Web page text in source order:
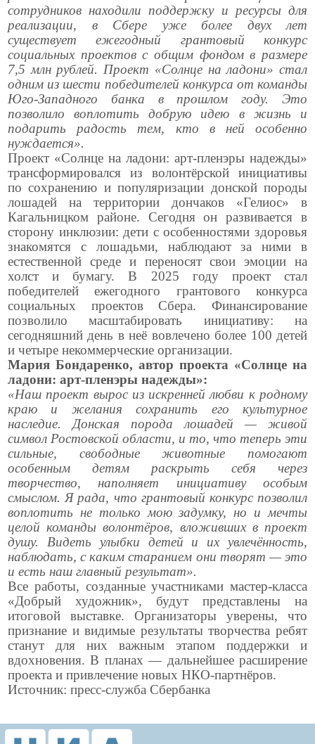
сотрудников находили поддержку и ресурсы для
реализации, в Сбере уже более двух лет
существует ежегодный грантовый конкурс
социальных проектов с общим фондом в размере
7,5 млн рублей. Проект «Солнце на ладони» стал
одним из шести победителей конкурса от команды
Юго-Западного банка в прошлом году. Это
позволило воплотить добрую идею в жизнь и
подарить радость тем, кто в ней особенно
нуждается».
Проект «Солнце на ладони: арт-пленэры надежды»
трансформировался из волонтёрской инициативы
по сохранению и популяризации донской породы
лошадей на территории дончаков «Гелиос» в
Кагальницком районе. Сегодня он развивается в
сторону инклюзии: дети с особенностями здоровья
знакомятся с лошадьми, наблюдают за ними в
естественной среде и переносят свои эмоции на
холст и бумагу. В 2025 году проект стал
победителей ежегодного грантового конкурса
социальных проектов Сбера. Финансирование
позволило масштабировать инициативу: на
сегодняшний день в неё вовлечено более 100 детей
и четыре некоммерческие организации.
Мария Бондаренко, автор проекта «Солнце на
ладони: арт-пленэры надежды»:
«Наш проект вырос из искренней любви к родному
краю и желания сохранить его культурное
наследие. Донская порода лошадей — живой
символ Ростовской области, и то, что теперь эти
сильные, свободные животные помогают
особенным детям раскрыть себя через
творчество, наполняет инициативу особым
смыслом. Я рада, что грантовый конкурс позволил
воплотить не только мою задумку, но и мечты
целой команды волонтёров, вложивших в проект
душу. Видеть улыбки детей и их увлечённость,
наблюдать, с каким старанием они творят — это
и есть наш главный результат».
Все работы, созданные участниками мастер-класса
«Добрый художник», будут представлены на
итоговой выставке. Организаторы уверены, что
признание и видимые результаты творчества ребят
станут для них важным этапом поддержки и
вдохновения. В планах — дальнейшее расширение
проекта и привлечение новых НКО-партнёров.
Источник: пресс-служба Сбербанка